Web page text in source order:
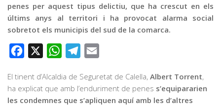
penes per aquest tipus delictiu, que ha crescut en els
últims anys al territori i ha provocat alarma social
sobretot els municipis del sud de la comarca.
Facebook WhatsAppTelegram
El tinent d’Alcaldia de Seguretat de Calella, Albert Torrent,
ha explicat que amb l’enduriment de penes s’equipararien
les condemnes que s’apliquen aquí amb les d’altres